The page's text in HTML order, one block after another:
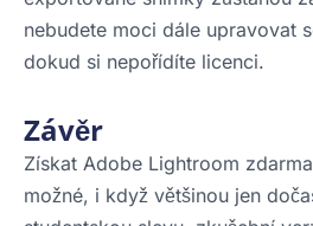
nebudete moci dále upravovat
dokud si nepořídíte licenci.
Závěr
Získat Adobe Lightroom
možné, i když většinou jen